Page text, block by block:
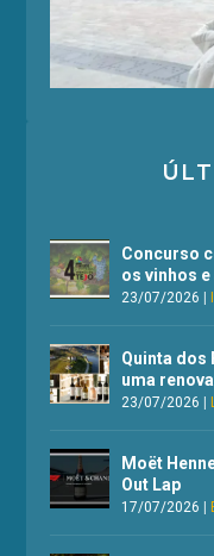
Concurso
os vinhos
23/07/2026 |
Quinta dos
uma
23/07/2026 |
Moët
Out Lap
17/07/2026 |